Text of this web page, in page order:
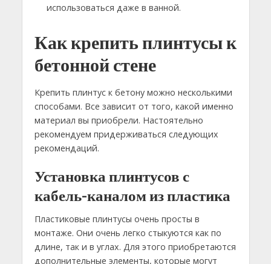
использоваться даже в ванной.
Как крепить плинтусы к
бетонной стене
Крепить плинтус к бетону можно несколькими
способами. Все зависит от того, какой именно
материал вы приобрели. Настоятельно
рекомендуем придерживаться следующих
рекомендаций.
Установка плинтусов с
кабель-каналом из пластика
Пластиковые плинтусы очень просты в
монтаже. Они очень легко стыкуются как по
длине, так и в углах. Для этого приобретаются
дополнительные элементы, которые могут